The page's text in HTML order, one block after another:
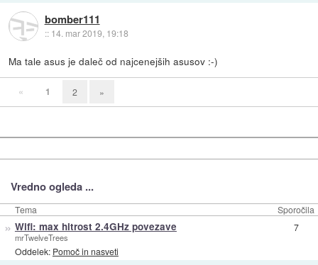
bomber111
:: 14. mar 2019, 19:18
Ma tale asus je daleč od najcenejših asusov :-)
« 1 2 »
Vredno ogleda ...
Tema Sporočila
» Wifi: max hitrost 2.4GHz povezave
mrTwelveTrees
Oddelek: Pomoč in nasveti
7